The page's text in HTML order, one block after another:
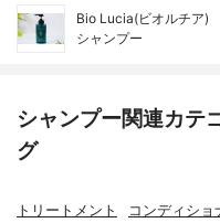
Bio Lucia(ビオルチア)
シャンプー
シャンプー関連カテ
グ
トリートメント コンディショ